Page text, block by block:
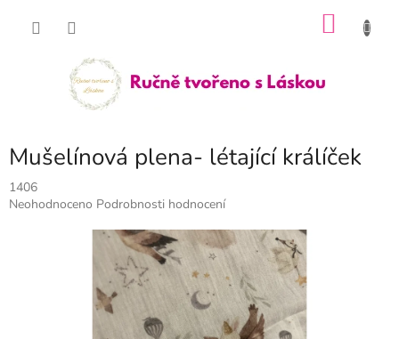
Mušelínová plena- létající králíček
1406
Průměrné
Neohodnoceno Podrobnosti hodnocení